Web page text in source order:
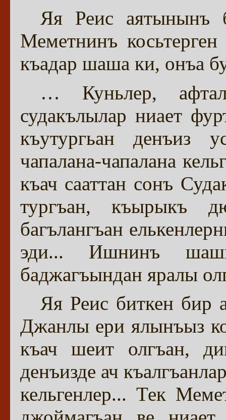
Яя Реис аятынынъ
Меметнинъ
къадар шаша ки, онъа
… Куньлер,
судакълылар ниает
къутургьан
чапалана-чапалана
къач сааттан сонъ
тургъан, къырыкъ
багълангъан
эди... Ишнинъ
баджагъындан яралы
Яя Реис биткен бир
Джанлы ери ялынъыз
къач шеит олгъан,
денъизде ач
кельгенлер... Тек